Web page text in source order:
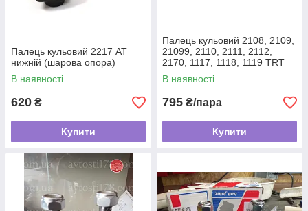
Палець кульовий 2217 АТ
нижній (шарова опора)
В наявності
620 ₴
Купити
Палець кульовий 2108, 2109,
21099, 2110, 2111, 2112,
2170, 1117, 1118, 1119 TRT
посилений (шарова опора)
В наявності
795 ₴/пара
Купити